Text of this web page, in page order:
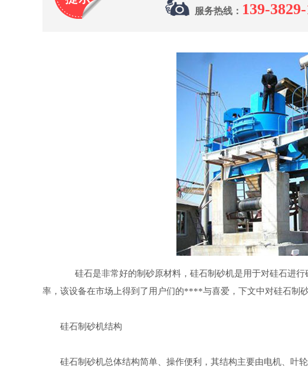
服务热线： 139-
硅石是非常好的制砂原材料，硅石制砂机是用于对硅石进行
率，该设备在市场上得到了用户们的****与喜爱，下文中对硅石制
硅石制砂机结构
硅石制砂机总体结构简单、操作便利，其结构主要由电机、叶轮